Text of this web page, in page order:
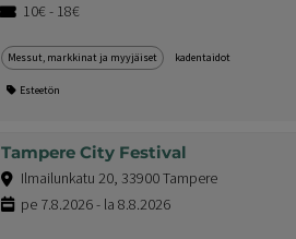
10€ - 18€
Messut, markkinat ja myyjäiset kadentaidot
Esteetön
Tampere City Festival
Ilmailunkatu 20, 33900 Tampere
pe 7.8.2026 - la 8.8.2026